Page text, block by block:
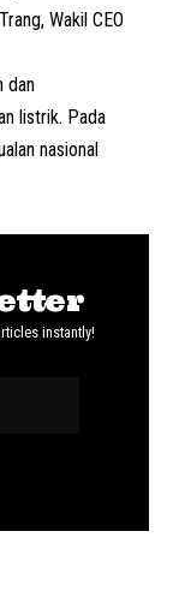
Wakil CEO
dan
listrik. Pada
nasional
instantly!